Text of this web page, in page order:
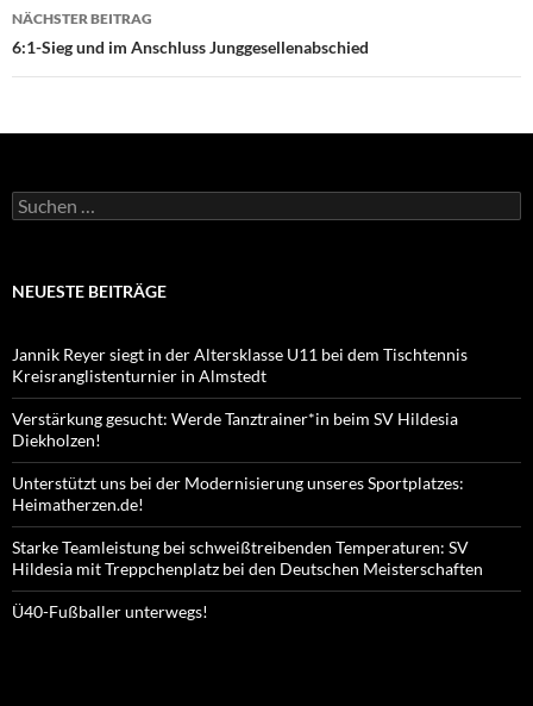
NÄCHSTER BEITRAG
6:1-Sieg und im Anschluss Junggesellenabschied
Suchen
nach:
NEUESTE BEITRÄGE
Jannik Reyer siegt in der Altersklasse U11 bei dem Tischtennis
Kreisranglistenturnier in Almstedt
Verstärkung gesucht: Werde Tanztrainer*in beim SV Hildesia
Diekholzen!
Unterstützt uns bei der Modernisierung unseres Sportplatzes:
Heimatherzen.de!
Starke Teamleistung bei schweißtreibenden Temperaturen: SV
Hildesia mit Treppchenplatz bei den Deutschen Meisterschaften
Ü40-Fußballer unterwegs!